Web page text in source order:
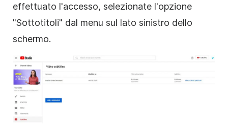
effettuato l'accesso, selezionate l'opzione
"Sottotitoli" dal menu sul lato sinistro dello
schermo.